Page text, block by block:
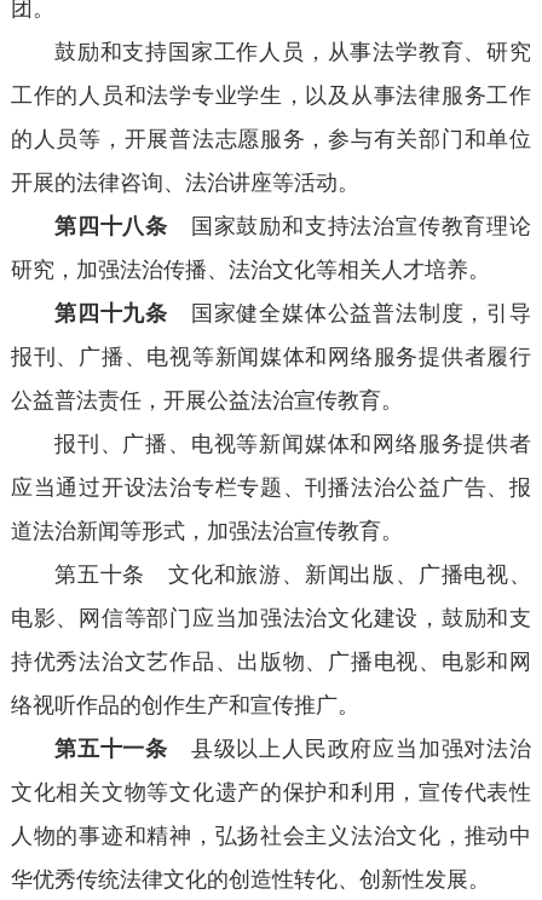
团。
鼓励和支持国家工作人员，从事法学教育、研究
工作的人员和法学专业学生，以及从事法律服务工作
的人员等，开展普法志愿服务，参与有关部门和单位
开展的法律咨询、法治讲座等活动。
第四十八条 国家鼓励和支持法治宣传教育理论
研究，加强法治传播、法治文化等相关人才培养。
第四十九条 国家健全媒体公益普法制度，引导
报刊、广播、电视等新闻媒体和网络服务提供者履行
公益普法责任，开展公益法治宣传教育。
报刊、广播、电视等新闻媒体和网络服务提供者
应当通过开设法治专栏专题、刊播法治公益广告、报
道法治新闻等形式，加强法治宣传教育。
第五十条 文化和旅游、新闻出版、广播电视、
电影、网信等部门应当加强法治文化建设，鼓励和支
持优秀法治文艺作品、出版物、广播电视、电影和网
络视听作品的创作生产和宣传推广。
第五十一条 县级以上人民政府应当加强对法治
文化相关文物等文化遗产的保护和利用，宣传代表性
人物的事迹和精神，弘扬社会主义法治文化，推动中
华优秀传统法律文化的创造性转化、创新性发展。